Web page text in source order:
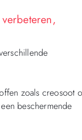
zoals creosoot
beschermende